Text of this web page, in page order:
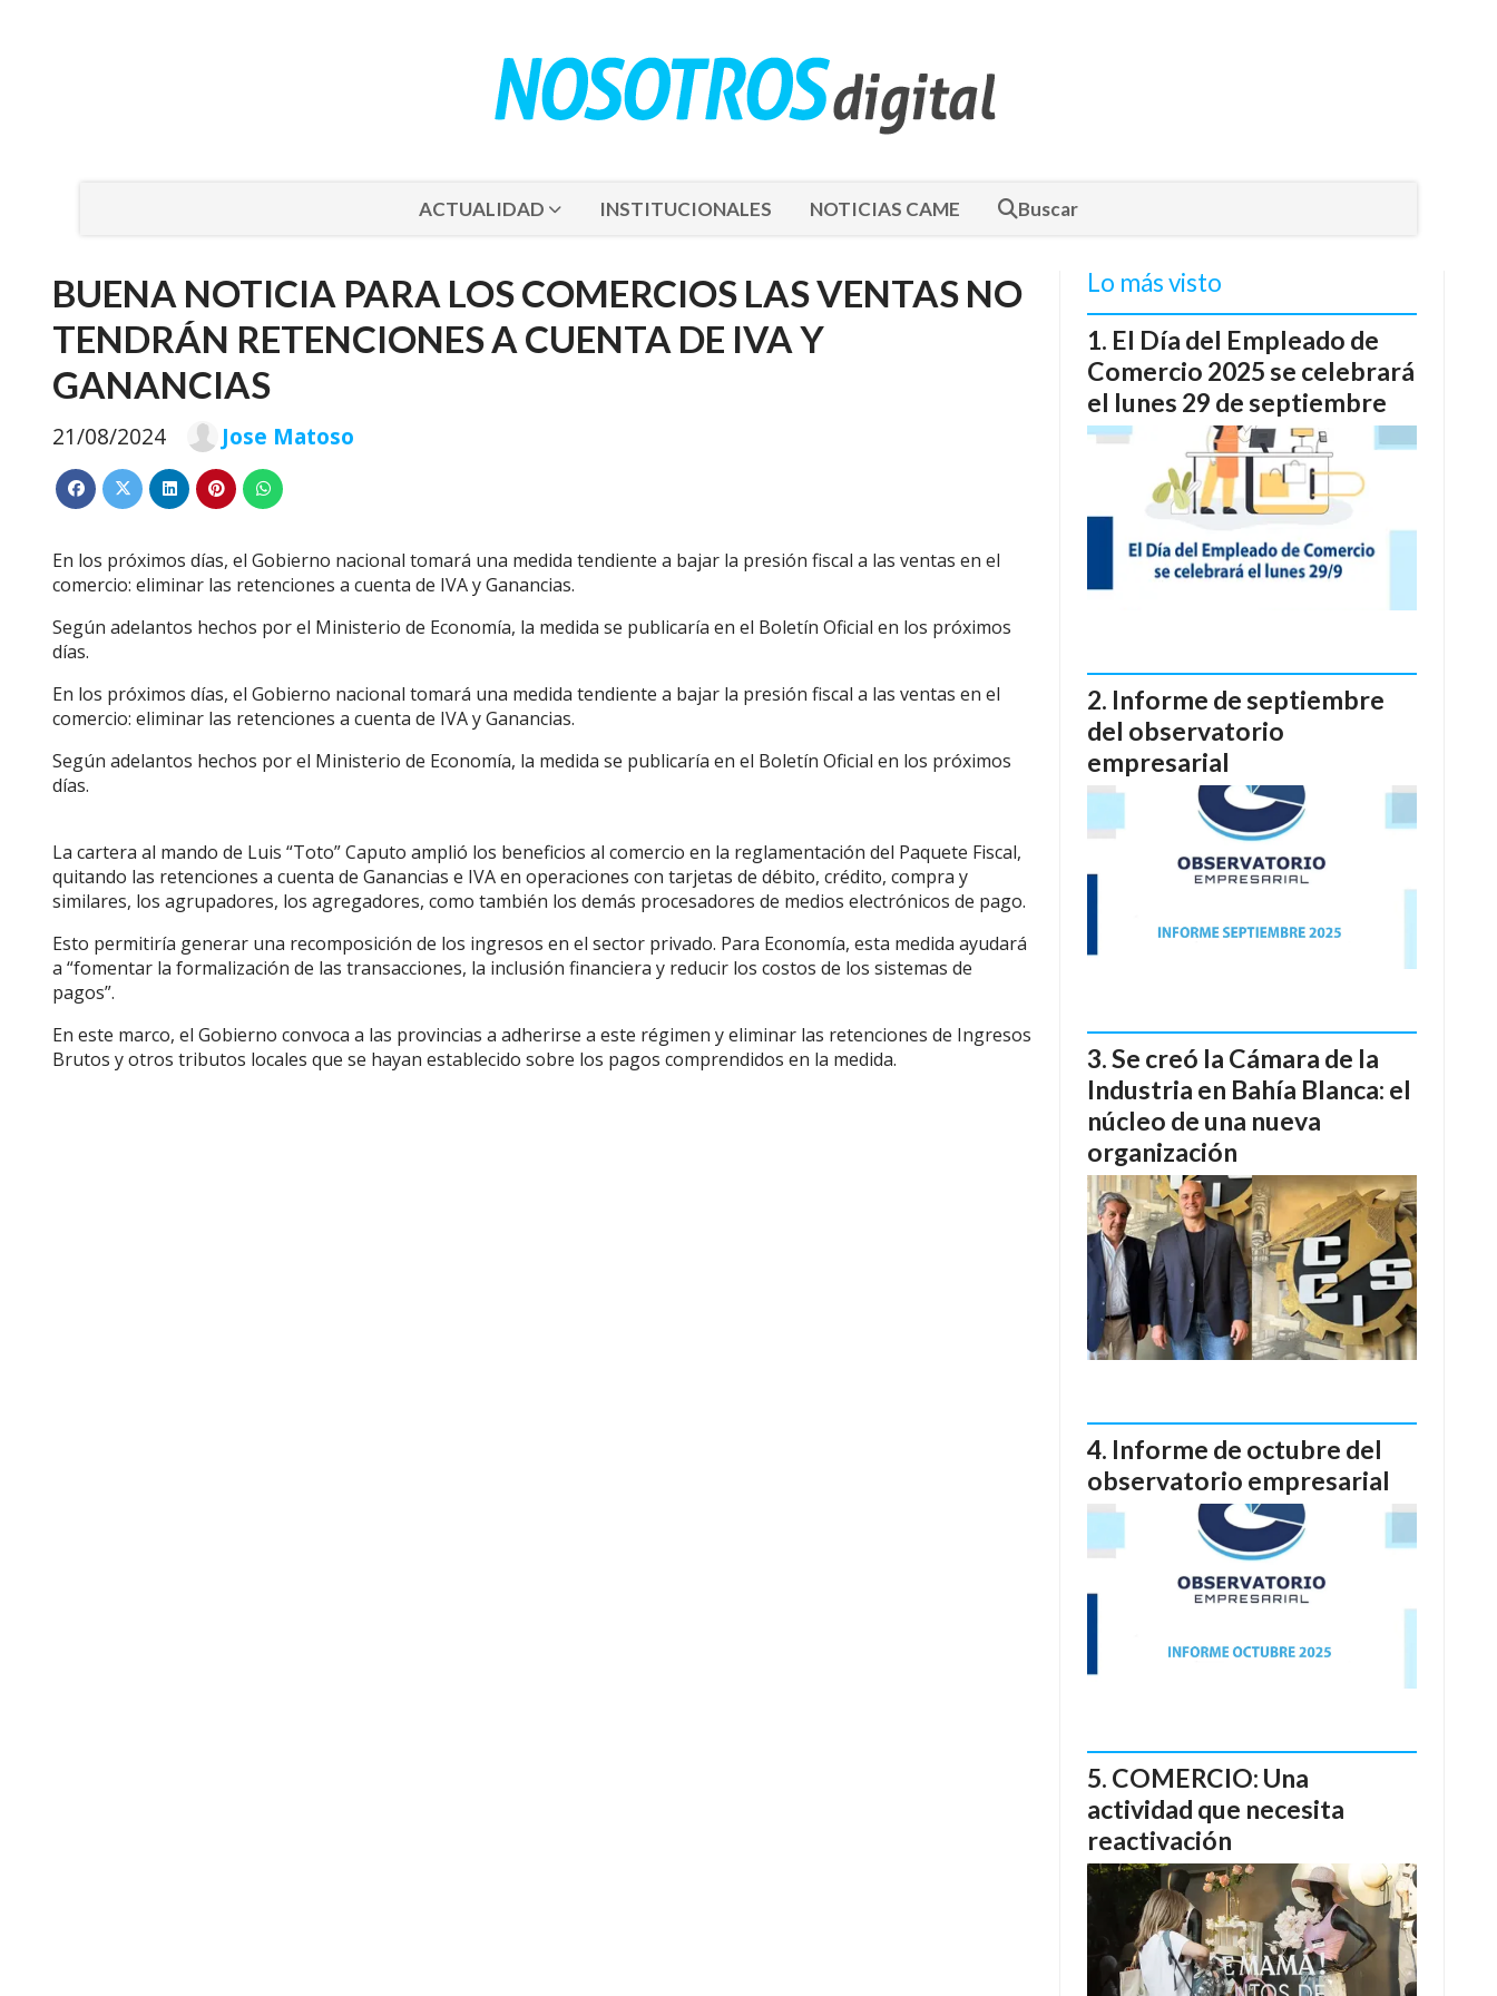
ACTUALIDAD INSTITUCIONALES NOTICIAS CAME Buscar
BUENA NOTICIA PARA LOS COMERCIOS LAS VENTAS NO
TENDRÁN RETENCIONES A CUENTA DE IVA Y
GANANCIAS
21/08/2024 Jose Matoso
En los próximos días, el Gobierno nacional tomará una medida tendiente a bajar la presión fiscal a las ventas en el
comercio: eliminar las retenciones a cuenta de IVA y Ganancias.
Según adelantos hechos por el Ministerio de Economía, la medida se publicaría en el Boletín Oficial en los próximos
días.
En los próximos días, el Gobierno nacional tomará una medida tendiente a bajar la presión fiscal a las ventas en el
comercio: eliminar las retenciones a cuenta de IVA y Ganancias.
Según adelantos hechos por el Ministerio de Economía, la medida se publicaría en el Boletín Oficial en los próximos
días.
La cartera al mando de Luis “Toto” Caputo amplió los beneficios al comercio en la reglamentación del Paquete Fiscal,
quitando las retenciones a cuenta de Ganancias e IVA en operaciones con tarjetas de débito, crédito, compra y
similares, los agrupadores, los agregadores, como también los demás procesadores de medios electrónicos de pago.
Esto permitiría generar una recomposición de los ingresos en el sector privado. Para Economía, esta medida ayudará
a “fomentar la formalización de las transacciones, la inclusión financiera y reducir los costos de los sistemas de
pagos”.
En este marco, el Gobierno convoca a las provincias a adherirse a este régimen y eliminar las retenciones de Ingresos
Brutos y otros tributos locales que se hayan establecido sobre los pagos comprendidos en la medida.
Lo más visto
El Día del Empleado de
Comercio 2025 se celebrará
el lunes 29 de septiembre
Informe de septiembre
del observatorio
empresarial
Se creó la Cámara de la
Industria en Bahía Blanca: el
núcleo de una nueva
organización
Informe de octubre del
observatorio empresarial
COMERCIO: Una
actividad que necesita
reactivación